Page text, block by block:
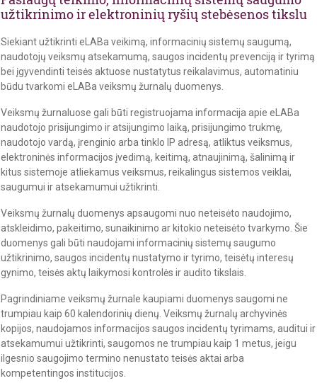
užtikrinimo ir elektroninių ryšių stebėsenos tikslu
Siekiant užtikrinti eLABa veikimą, informacinių sistemų saugumą,
naudotojų veiksmų atsekamumą, saugos incidentų prevenciją ir tyrimą
bei įgyvendinti teisės aktuose nustatytus reikalavimus, automatiniu
būdu tvarkomi eLABa veiksmų žurnalų duomenys.
Veiksmų žurnaluose gali būti registruojama informacija apie eLABa
naudotojo prisijungimo ir atsijungimo laiką, prisijungimo trukmę,
naudotojo vardą, įrenginio arba tinklo IP adresą, atliktus veiksmus,
elektroninės informacijos įvedimą, keitimą, atnaujinimą, šalinimą ir
kitus sistemoje atliekamus veiksmus, reikalingus sistemos veiklai,
saugumui ir atsekamumui užtikrinti.
Veiksmų žurnalų duomenys apsaugomi nuo neteisėto naudojimo,
atskleidimo, pakeitimo, sunaikinimo ar kitokio neteisėto tvarkymo. Šie
duomenys gali būti naudojami informacinių sistemų saugumo
užtikrinimo, saugos incidentų nustatymo ir tyrimo, teisėtų interesų
gynimo, teisės aktų laikymosi kontrolės ir audito tikslais.
Pagrindiniame veiksmų žurnale kaupiami duomenys saugomi ne
trumpiau kaip 60 kalendorinių dienų. Veiksmų žurnalų archyvinės
kopijos, naudojamos informacijos saugos incidentų tyrimams, auditui ir
atsekamumui užtikrinti, saugomos ne trumpiau kaip 1 metus, jeigu
ilgesnio saugojimo termino nenustato teisės aktai arba
kompetentingos institucijos.